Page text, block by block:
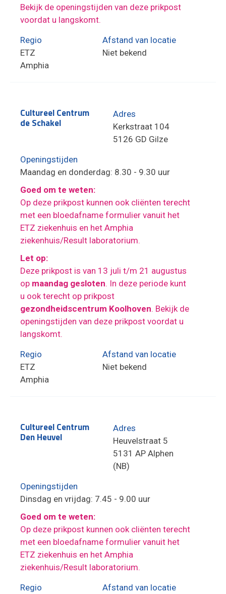
Bekijk de openingstijden van deze prikpost
voordat u langskomt.
Regio
ETZ
Amphia
Afstand van locatie
Niet bekend
Cultureel Centrum
de Schakel
Adres
Kerkstraat 104
5126 GD Gilze
Openingstijden
Maandag en donderdag: 8.30 - 9.30 uur
Goed om te weten:
Op deze prikpost kunnen ook cliënten terecht
met een bloedafname formulier vanuit het
ETZ ziekenhuis en het Amphia
ziekenhuis/Result laboratorium.
Let op:
Deze prikpost is van 13 juli t/m 21 augustus
op maandag gesloten. In deze periode kunt
u ook terecht op prikpost
gezondheidscentrum Koolhoven. Bekijk de
openingstijden van deze prikpost voordat u
langskomt.
Regio
ETZ
Amphia
Afstand van locatie
Niet bekend
Cultureel Centrum
Den Heuvel
Adres
Heuvelstraat 5
5131 AP Alphen
(NB)
Openingstijden
Dinsdag en vrijdag: 7.45 - 9.00 uur
Goed om te weten:
Op deze prikpost kunnen ook cliënten terecht
met een bloedafname formulier vanuit het
ETZ ziekenhuis en het Amphia
ziekenhuis/Result laboratorium.
Regio
Afstand van locatie